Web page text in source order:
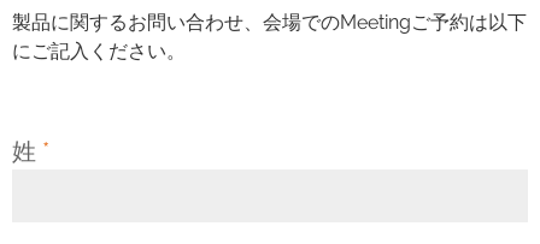
製品に関するお問い合わせ、会場でのMeetingご予約は以下
にご記入ください。
姓 *